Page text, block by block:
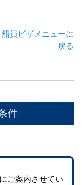
員ビザメニューに
戻る
件
ご案内させてい